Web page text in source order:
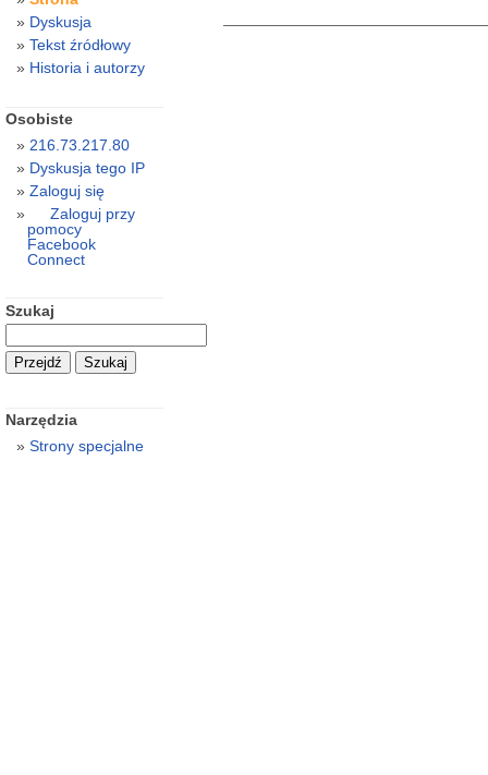
Dyskusja
Tekst źródłowy
Historia i autorzy
Osobiste
216.73.217.80
Dyskusja tego IP
Zaloguj się
Zaloguj przy
pomocy
Facebook
Connect
Szukaj
Narzędzia
Strony specjalne